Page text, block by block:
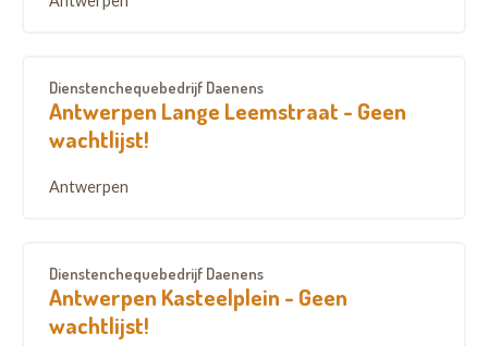
Dienstenchequebedrijf Daenens
Antwerpen Lange Leemstraat - Geen
wachtlijst!
Antwerpen
Dienstenchequebedrijf Daenens
Antwerpen Kasteelplein - Geen
wachtlijst!